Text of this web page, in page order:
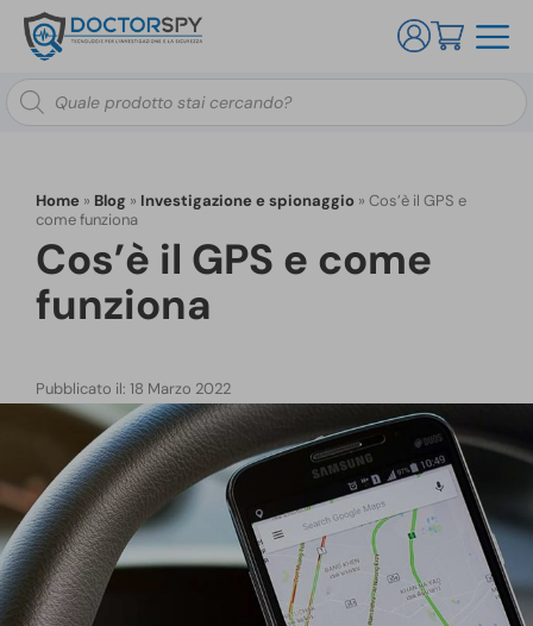
Ricerca
prodotti
Home » Blog » Investigazione e spionaggio » Cos’è il GPS e
come funziona
Cos’è il GPS e come
funziona
Pubblicato il: 18 Marzo 2022